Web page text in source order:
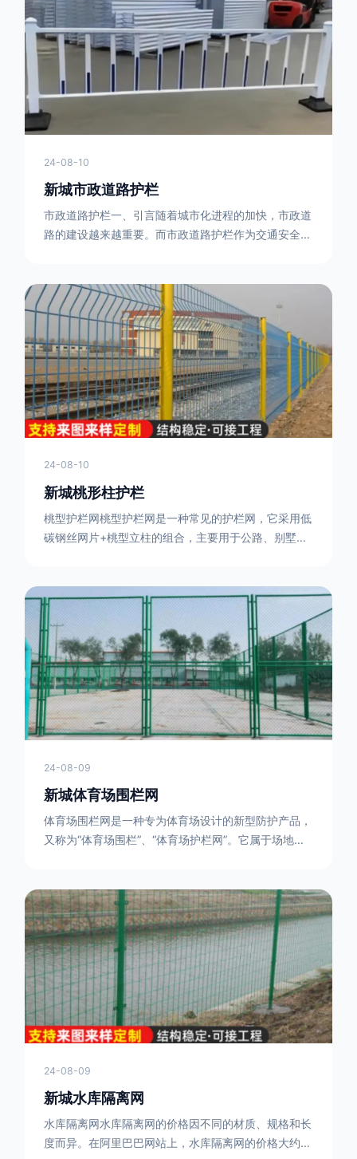
结构，能够承受一定的冲击力。例如，在一些临时交通
管制的现场，三角形框架的拒马护栏可以很方便地拼接
在一起，像一个个小的三角锥形状的结构单
24-08-10
新城市政道路护栏
市政道路护栏一、引言随着城市化进程的加快，市政道
路的建设越来越重要。而市政道路护栏作为交通安全的
的功能防护功能：市政道路护栏的主要功能是防止车辆
失控，保护行人安全。它可以有效地阻止因驾驶员疏忽
或车辆故障而导致的事故发生，减少交通事故的发生
率。隔离功能：市政道路护栏可以将道路与人行道、绿
化带等隔离开来，避
24-08-10
新城桃形柱护栏
桃型护栏网桃型护栏网是一种常见的护栏网，它采用低
碳钢丝网片+桃型立柱的组合，主要用于公路、别墅小
型，安装方便。桃型护栏网的安装方法如下：先固定
17631598285根色谱柱，然后将网格钩在此色谱柱
上，然后将第二根色谱柱钩在网格上，然后将其拧紧，
然后类推，一套一套的安装即可。该安装牢固美观，不
会损坏油漆表面 。桃型护栏网使
24-08-09
新城体育场围栏网
体育场围栏网是一种专为体育场设计的新型防护产品，
又称为“体育场围栏”、“体育场护栏网”。它属于场地围
整。体育场围栏网的材质有很多种，如钢丝绳网、聚酯
纤维网、玻璃纤维网等。不同材质的体育场围栏网具有
不同的特点和优缺点。例如，钢丝绳网具有强度高、耐
腐蚀、耐磨损等特点；聚酯纤维网则具有柔韧性好、透
气性好等特点。体育场围栏网是一种
24-08-09
新城水库隔离网
水库隔离网水库隔离网的价格因不同的材质、规格和长
度而异。在阿里巴巴网站上，水库隔离网的价格大约在